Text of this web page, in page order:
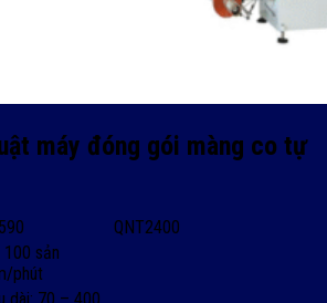
máy đóng gói màng co tự
QNT2400
sản
phút